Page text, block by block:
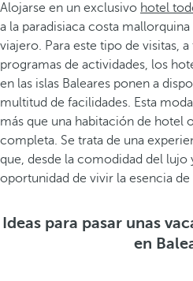
Alojarse en un exclusivo hotel
a la paradisiaca costa
viajero. Para este tipo de visitas,
programas de actividades, los
en las islas Baleares ponen a
multitud de facilidades. Esta
más que una habitación de hotel
completa. Se trata de una
que, desde la comodidad del lujo
oportunidad de vivir la esencia de
Ideas para pasar unas
en